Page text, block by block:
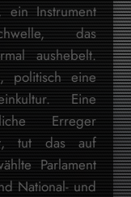
ein Instrument
das
aushebelt.
politisch eine
Eine
Erreger
tut das auf
Parlament
National- und